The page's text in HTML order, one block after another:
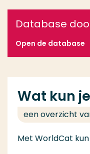
Database
Open de database
Wat kun
een overzicht
Met WorldCat kun